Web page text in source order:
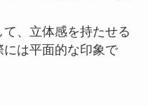
、立体感を持たせる
は平面的な印象で